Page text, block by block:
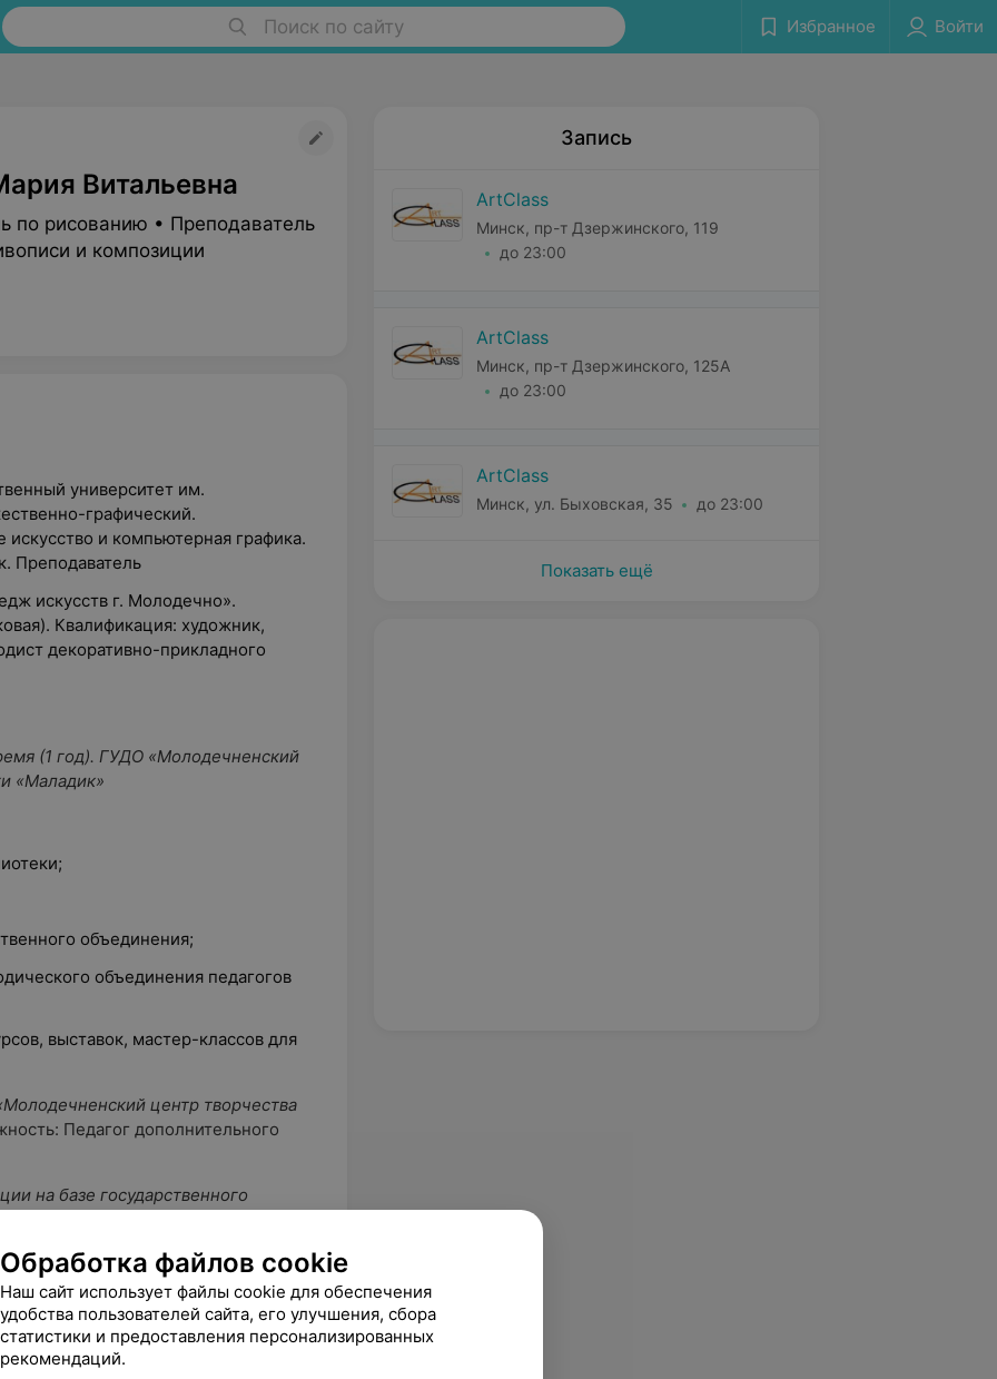
Поиск по сайту Избранное Войти
Витальевна
по рисованию • Преподаватель
и композиции
университет им.
графический.
и компьютерная графика.
Преподаватель
искусств г. Молодечно».
Квалификация: художник,
декоративно-прикладного
(1 год). ГУДО «Молодечненский
«Маладик»
объединения;
объединения педагогов
выставок, мастер-классов для
центр творчества
Педагог дополнительного
на базе государственного
образования».
категория педагога
по интересам;
Запись
ArtClass
Минск, пр-т Дзержинского, 119
до 23:00
ArtClass
Минск, пр-т Дзержинского, 125А
до 23:00
ArtClass
Минск, ул. Быховская, 35 до 23:00
Показать ещё
Обработка файлов cookie
Наш сайт использует файлы cookie для обеспечения
удобства пользователей сайта, его улучшения, сбора
статистики и предоставления персонализированных
рекомендаций.